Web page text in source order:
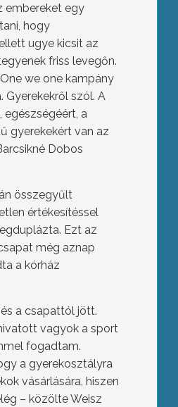
embereket egy
hogy
ugye kicsit az
friss levegőn.
we one kampány
Gyerekekről szól. A
egészségéért, a
gyerekekért van az
Dobos
összegyűlt
értékesítéssel
Ezt az
még aznap
a kórház
a csapattól jött.
vagyok a sport
fogadtam.
a gyerekosztályra
vásárlására, hiszen
– közölte Weisz